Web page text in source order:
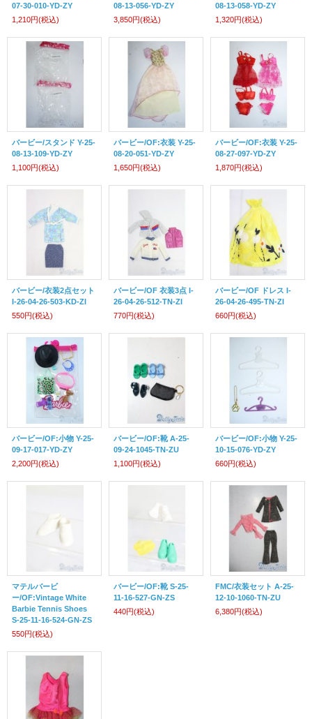
07-30-010-YD-ZY
1,210円(税込)
08-13-056-YD-ZY
3,850円(税込)
08-13-058-YD-ZY
1,320円(税込)
バービー/スタンド Y-25-
08-13-109-YD-ZY
1,100円(税込)
バービー/OF:衣装 Y-25-
08-20-051-YD-ZY
1,650円(税込)
バービー/OF:衣装 Y-25-
08-27-097-YD-ZY
1,870円(税込)
バービー/衣装2点セット
I-26-04-26-503-KD-ZI
550円(税込)
バービー/OF 衣装3点 I-
26-04-26-512-TN-ZI
770円(税込)
バービー/OF ドレス I-
26-04-26-495-TN-ZI
660円(税込)
バービー/OF:小物 Y-25-
09-17-017-YD-ZY
2,200円(税込)
バービー/OF:靴 A-25-
09-24-1045-TN-ZU
1,100円(税込)
バービー/OF:小物 Y-25-
10-15-076-YD-ZY
660円(税込)
マテルバービ
ー/OF:Vintage White
Barbie Tennis Shoes
S-25-11-16-524-GN-ZS
550円(税込)
バービー/OF:靴 S-25-
11-16-527-GN-ZS
440円(税込)
FMC/衣装セット A-25-
12-10-1060-TN-ZU
6,380円(税込)